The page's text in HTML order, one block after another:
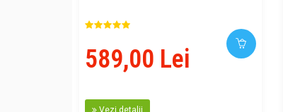
589,00 Lei
Vezi detalii